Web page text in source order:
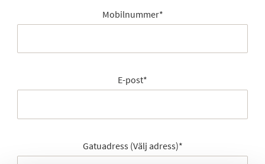
Mobilnummer*
E-post*
Gatuadress (Välj adress)*